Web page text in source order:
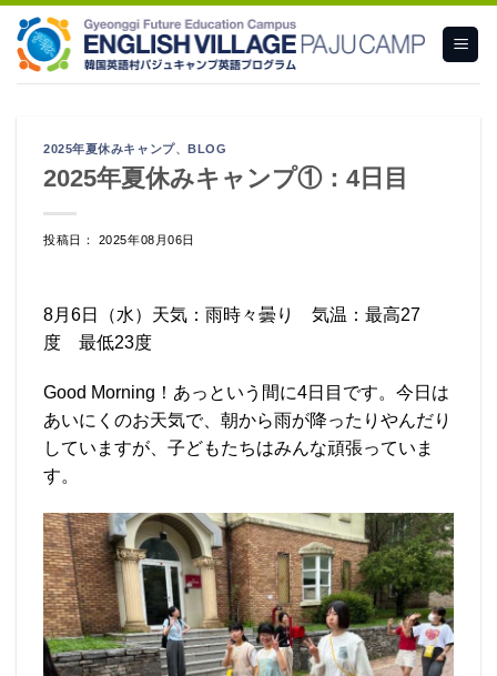
content
2025年夏休みキャンプ、BLOG
2025年夏休みキャンプ①：4日目
投稿日： 2025年08月06日
8月6日（水）天気：雨時々曇り 気温：最高27
度 最低23度
Good Morning！あっという間に4日目です。今日は
あいにくのお天気で、朝から雨が降ったりやんだり
していますが、子どもたちはみんな頑張っていま
す。